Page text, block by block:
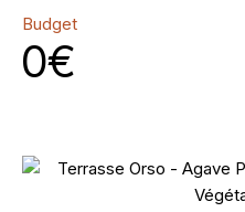
Budget
0€